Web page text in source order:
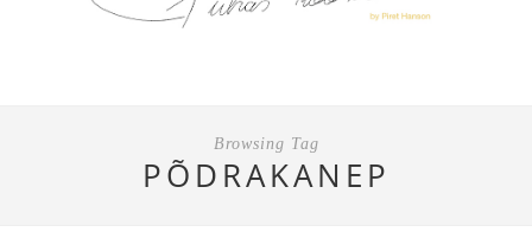
Browsing Tag
PÕDRAKANEP